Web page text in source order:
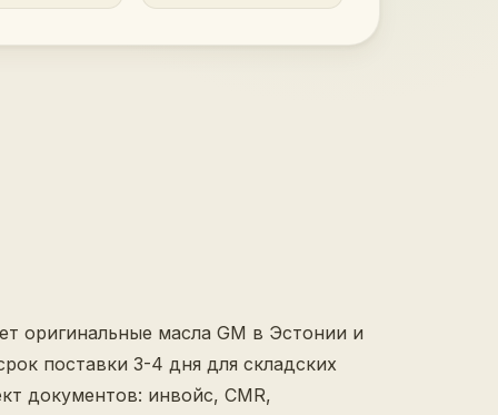
оригинальные масла GM в Эстонии и
поставки 3-4 дня для складских
документов: инвойс, CMR,